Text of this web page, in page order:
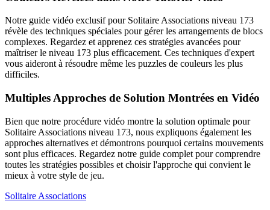
Notre guide vidéo exclusif pour Solitaire Associations niveau 173
révèle des techniques spéciales pour gérer les arrangements de blocs
complexes. Regardez et apprenez ces stratégies avancées pour
maîtriser le niveau 173 plus efficacement. Ces techniques d'expert
vous aideront à résoudre même les puzzles de couleurs les plus
difficiles.
Multiples Approches de Solution Montrées en Vidéo
Bien que notre procédure vidéo montre la solution optimale pour
Solitaire Associations niveau 173, nous expliquons également les
approches alternatives et démontrons pourquoi certains mouvements
sont plus efficaces. Regardez notre guide complet pour comprendre
toutes les stratégies possibles et choisir l'approche qui convient le
mieux à votre style de jeu.
Solitaire Associations